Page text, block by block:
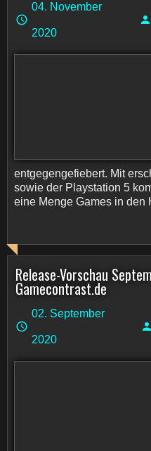
04. November
2020
entgegengefiebert. Mit
sowie der Playstation 5
eine Menge Games in den
Release-Vorschau
Gamecontrast.de
02. September
2020